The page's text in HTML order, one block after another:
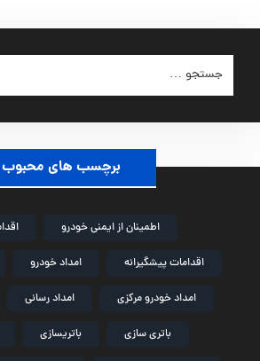
برچسب های محبوب
اطمینان از ایمنی خودرو
اقدامات پیشگیرانه امداد خودرو
امداد خودرو مرکزی امداد رسانی
باتری سازی باتریسازی